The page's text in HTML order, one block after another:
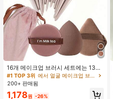
16개 메이크업 브러시 세트에는 13개
메이크업 브러시, 1개 눈물 모양 메이
크업 스펀지, 1개 둥근 쿠션 파우더 브
러시, 1개 삼각형 메이크업 스펀지가
포함되어 있습니다 - 클래식 세트. 부
#1 TOP 3위
에서 얼굴 메이크업 브러시 세트
200+ 판매됨
1,178원 -26%